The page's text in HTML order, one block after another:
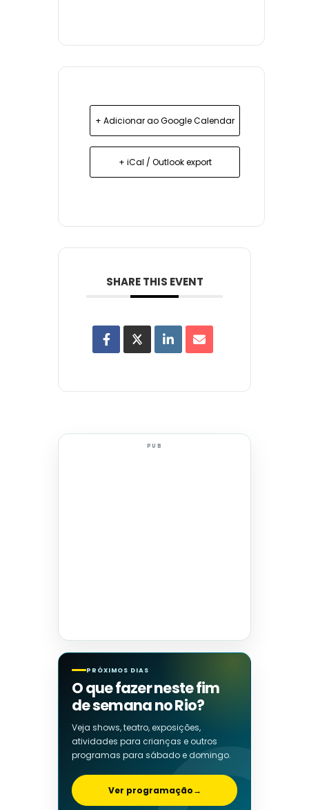
+ Adicionar ao Google Calendar
+ iCal / Outlook export
SHARE THIS EVENT
PUB
PRÓXIMOS DIAS
O que fazer neste fim
de semana no Rio?
Veja shows, teatro, exposições,
atividades para crianças e outros
programas para sábado e domingo.
Ver programação→